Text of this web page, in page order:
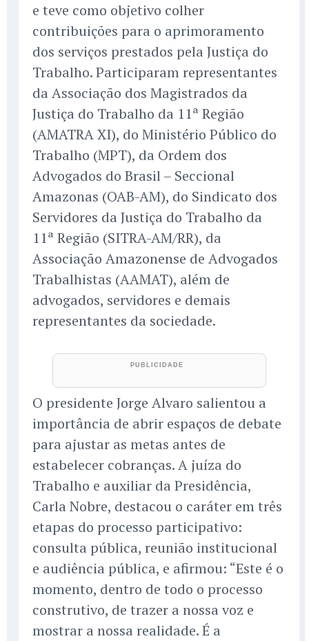
e teve como objetivo colher
contribuições para o aprimoramento
dos serviços prestados pela Justiça do
Trabalho. Participaram representantes
da Associação dos Magistrados da
Justiça do Trabalho da 11ª Região
(AMATRA XI), do Ministério Público do
Trabalho (MPT), da Ordem dos
Advogados do Brasil – Seccional
Amazonas (OAB-AM), do Sindicato dos
Servidores da Justiça do Trabalho da
11ª Região (SITRA-AM/RR), da
Associação Amazonense de Advogados
Trabalhistas (AAMAT), além de
advogados, servidores e demais
representantes da sociedade.
O presidente Jorge Alvaro salientou a
importância de abrir espaços de debate
para ajustar as metas antes de
estabelecer cobranças. A juíza do
Trabalho e auxiliar da Presidência,
Carla Nobre, destacou o caráter em três
etapas do processo participativo:
consulta pública, reunião institucional
e audiência pública, e afirmou: “Este é o
momento, dentro de todo o processo
construtivo, de trazer a nossa voz e
mostrar a nossa realidade. É a